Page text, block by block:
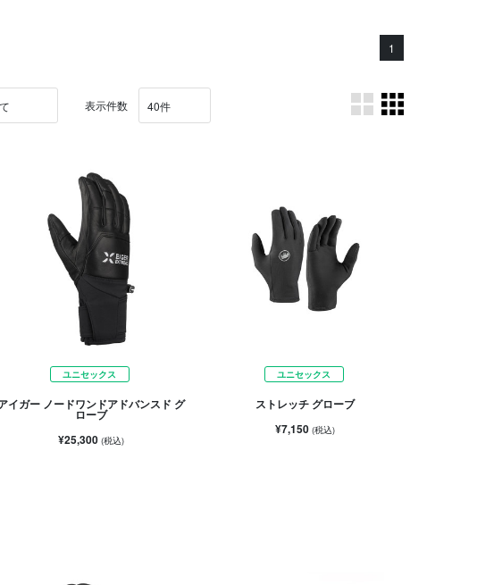
1
表示件数
ユニセックス
イガー ノードワンドアドバンスド グ
ローブ
¥25,300 (税込)
ユニセックス
ストレッチ グローブ
¥7,150(税込)